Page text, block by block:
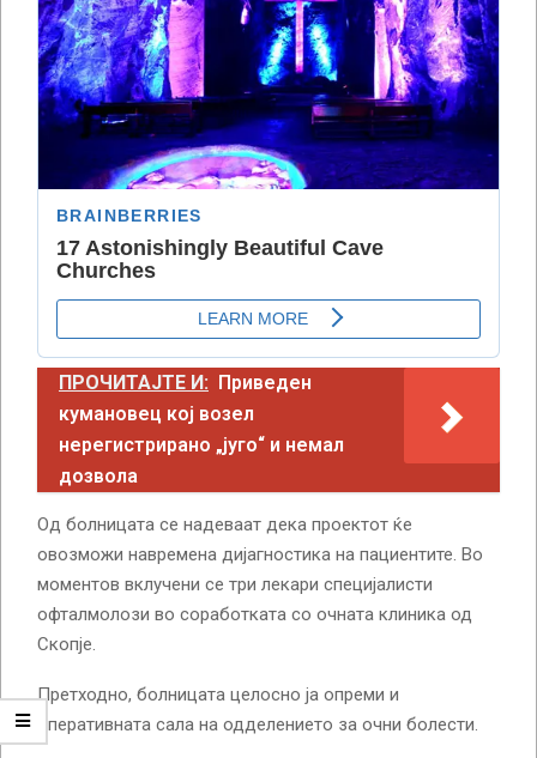
ПРОЧИТАЈТЕ И: Приведен
кумановец кој возел
нерегистрирано „југо“ и немал
дозвола
Од болницата се надеваат дека проектот ќе
овозможи навремена дијагностика на пациентите. Во
моментов вклучени се три лекари специјалисти
офталмолози во соработката со очната клиника од
Скопје.
Претходно, болницата целосно ја опреми и
оперативната сала на одделението за очни болести.